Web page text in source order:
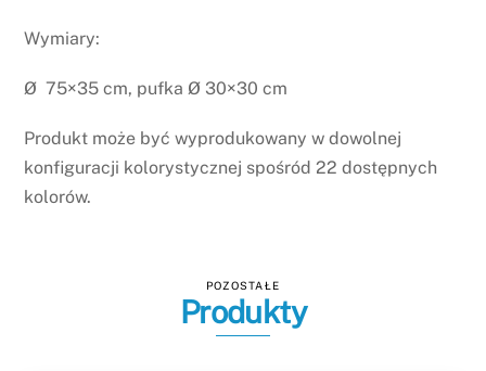
Wymiary:
Ø 75×35 cm, pufka Ø 30×30 cm
Produkt może być wyprodukowany w dowolnej
konfiguracji kolorystycznej spośród 22 dostępnych
kolorów.
POZOSTAŁE
Produkty